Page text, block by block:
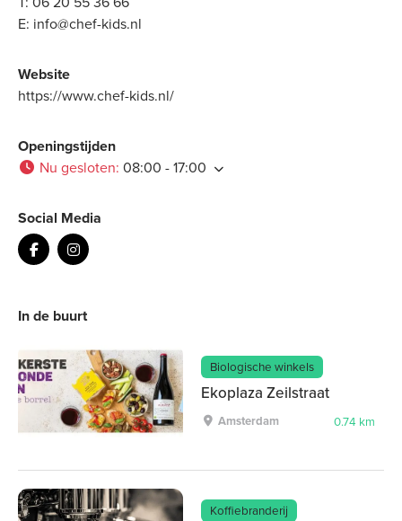
E: info@chef-kids.nl
Website
https://www.chef-kids.nl/
Openingstijden
Nu gesloten: 08:00 - 17:00
Social Media
In de buurt
Biologische winkels
Ekoplaza Zeilstraat
Amsterdam 0.74 km
Koffiebranderij